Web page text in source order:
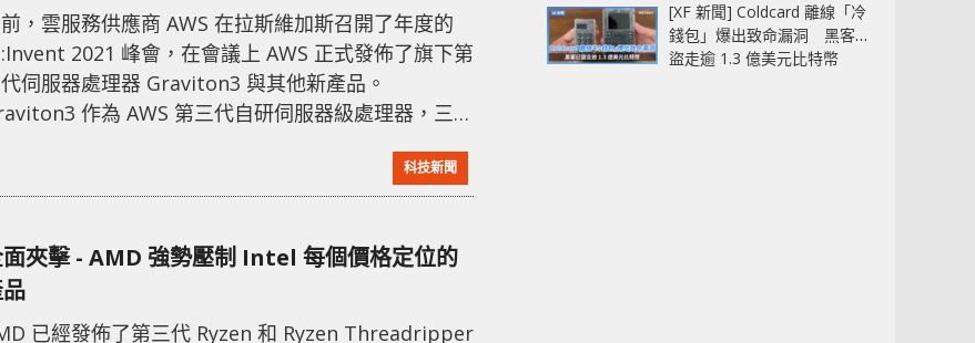
，雲服務供應商 AWS 在拉斯維加斯召開了年度的
2021 峰會，在會議上 AWS 正式發佈了旗下第
伺服器處理器 Graviton3 與其他新產品。
作為 AWS 第三代自研伺服器級處理器，三代
了效能。與上代相比，Graviton3 的運算效能提高了
，浮點和加密工作負載效能提升 2 倍，機器學習效
科技新聞
夾擊 - AMD 強勢壓制 Intel 每個價格定位的
已經發佈了第三代 Ryzen 和 Ryzen Threadripper
[XF 新聞] Coldcard 離線「冷
錢包」爆出致命漏洞 黑客已
盜走逾 1.3 億美元比特幣